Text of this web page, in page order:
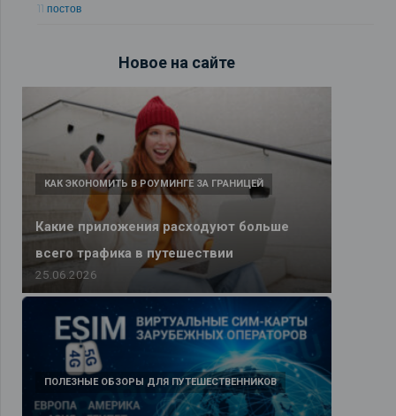
11 постов
Новое на сайте
Какие приложения расходуют больше
всего трафика в путешествии
КАК ЭКОНОМИТЬ В РОУМИНГЕ ЗА ГРАНИЦЕЙ
25.06.2026
ПОЛЕЗНЫЕ ОБЗОРЫ ДЛЯ ПУТЕШЕСТВЕННИКОВ